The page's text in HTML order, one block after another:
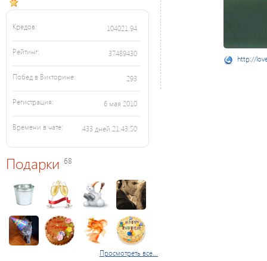
Кредов: 104021.94
Рейтинг: 37489430
Побед в Викторине: 293
Регистрация: 6 мая 2010
Времени в чате: 433 дней 21:43:50
Подарки 68
Просмотреть все...
http://